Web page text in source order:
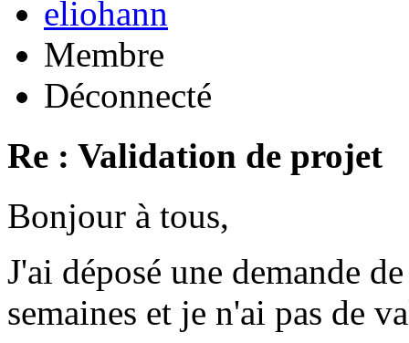
eliohann
Membre
Déconnecté
Re : Validation de projet
Bonjour à tous,
J'ai déposé une demande
semaines et je n'ai pas de